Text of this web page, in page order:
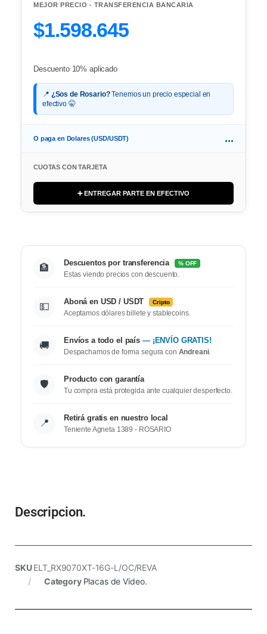
MEJOR PRECIO - TRANSFERENCIA BANCARIA
$1.598.645
Descuento 10% aplicado
📍 ¿Sos de Rosario?Tenemos un precio especial en
efectivo 🤫
O paga en Dolares (USD/USDT) ...
CUOTAS CON TARJETA
➕ ENTREGAR PARTE EN EFECTIVO
🏦 Descuentos por transferencia % OFF
Estas viendo precios con descuento.
💵 Aboná en USD / USDT Cripto
Aceptamos dólares billete y stablecoins.
🚚 Envíos a todo el país — ¡ENVÍO GRATIS!
Despachamos de forma segura con Andreani.
🛡️ Producto con garantía
Tu compra está protegida ante cualquier desperfecto.
📍 Retirá gratis en nuestro local
Teniente Agneta 1389 - ROSARIO
Descripcion.
SKUELT_RX9070XT-16G-L/OC/REVA
Category Placas de Video.